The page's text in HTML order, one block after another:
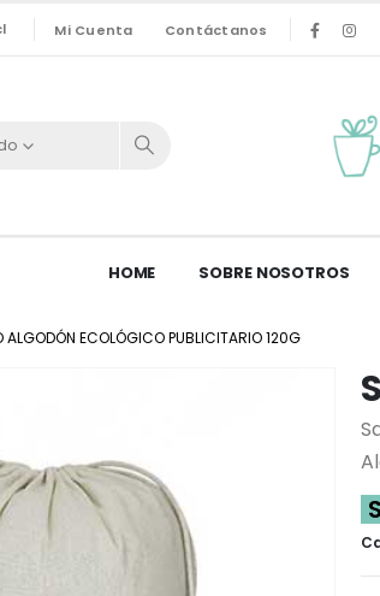
Mi Cuenta Contáctanos
HOME SOBRE NOSOTROS
ALGODÓN ECOLÓGICO PUBLICITARIO 120G